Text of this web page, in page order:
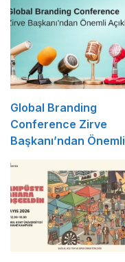
Global Branding
Conference Zirve
Başkanı’ndan Önemli
Açıklama